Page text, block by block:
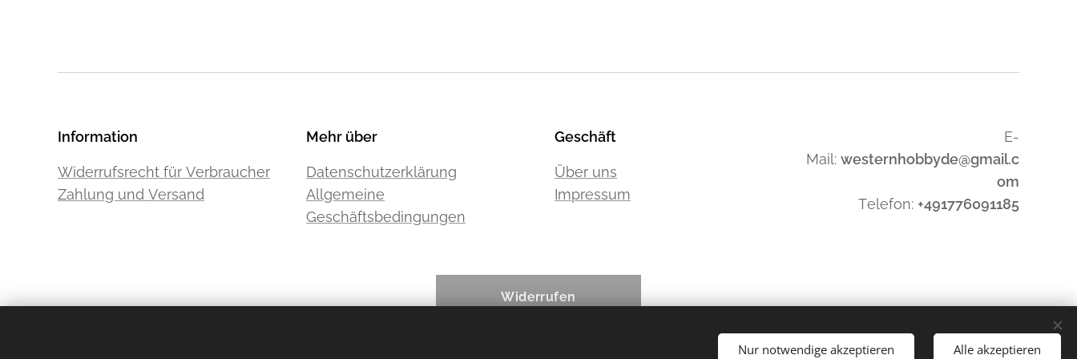
Information
Widerrufsrecht für Verbraucher
Zahlung und Versand
Mehr über
Datenschutzerklärung
Allgemeine
Geschäftsbedingungen
Geschäft
Über uns
Impressum
E-
Mail: westernhobbyde@gmail.c
om
Telefon: +491776091185
Widerrufen
Nur notwendige akzeptieren Alle akzeptieren